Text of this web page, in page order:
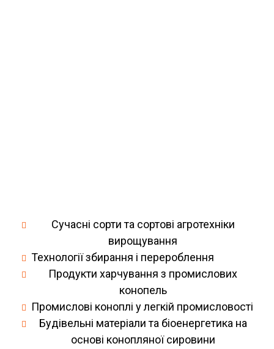
Сучасні сорти та сортові агротехніки
вирощування
Технології збирання і перероблення
Продукти харчування з промислових
конопель
Промислові коноплі у легкій промисловості
Будівельні матеріали та біоенергетика на
основі конопляної сировини